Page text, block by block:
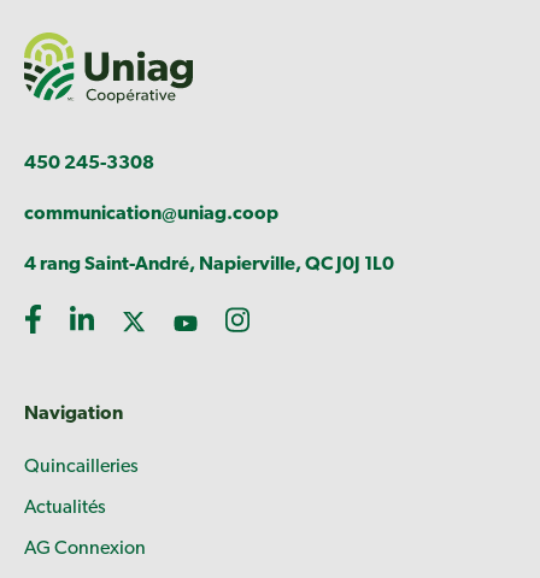
450 245-3308
communication@uniag.coop
4 rang Saint-André, Napierville, QC J0J 1L0
Navigation
Quincailleries
Actualités
AG Connexion